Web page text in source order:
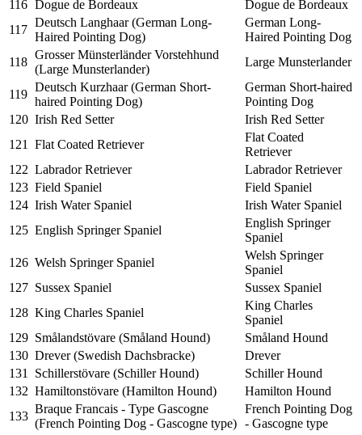
116 Dogue de Bordeaux
Dogue de Bordeaux
117
Deutsch Langhaar (German Long-
Haired Pointing Dog)
German Long-
Haired Pointing Dog
118
Grosser Münsterländer Vorstehhund
(Large Munsterlander)
Large Munsterlander
119
Deutsch Kurzhaar (German Short-
haired Pointing Dog)
German Short-haired
Pointing Dog
120 Irish Red Setter
Irish Red Setter
121
Flat Coated Retriever
Flat Coated
Retriever
122 Labrador Retriever
Labrador Retriever
123 Field Spaniel
Field Spaniel
124 Irish Water Spaniel
Irish Water Spaniel
125 English Springer Spaniel
English Springer
Spaniel
126 Welsh Springer Spaniel
Welsh Springer
Spaniel
127 Sussex Spaniel
Sussex Spaniel
128 King Charles Spaniel
King Charles
Spaniel
129 Smålandstövare (Småland Hound)
Småland Hound
130 Drever (Swedish Dachsbracke)
Drever
131
Schillerstövare (Schiller Hound)
Schiller Hound
132 Hamiltonstövare (Hamilton Hound)
Hamilton Hound
133
Braque Francais - Type Gascogne
(French Pointing Dog - Gascogne type)
French Pointing Dog
- Gascogne type